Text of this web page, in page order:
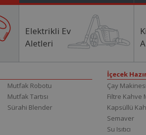
Elektrikli Ev
Aletleri
Mutfak Robotu
Mutfak Tartısı
Sürahi Blender
İçecek
Çay Makinesi
Filtre Kahve
Kapsüllü
Semaver
Su Isıtıcı